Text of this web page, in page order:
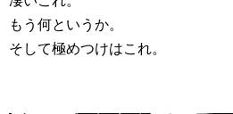
もう何というか。
そして極めつけはこれ。